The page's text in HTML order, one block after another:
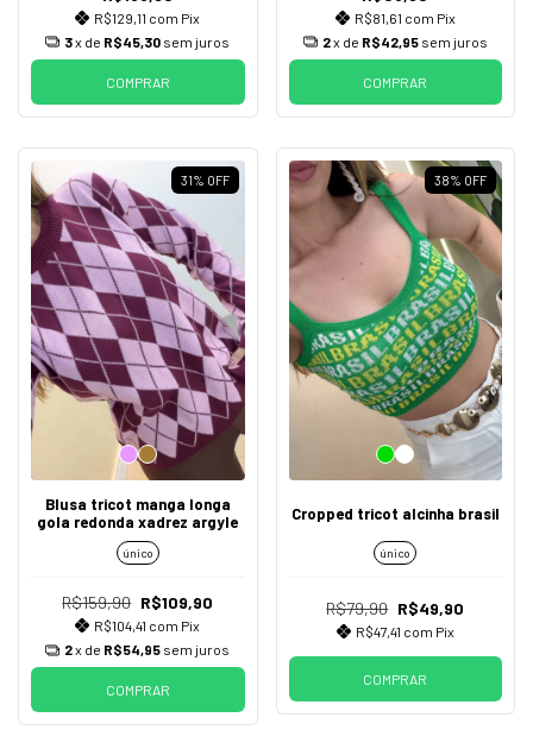
R$129,11 com Pix
3x de R$45,30 sem juros
COMPRAR
R$81,61 com Pix
2x de R$42,95 sem juros
COMPRAR
31% OFF
Blusa tricot manga longa
gola redonda xadrez argyle
único
R$159,90 R$109,90
R$104,41 com Pix
2x de R$54,95 sem juros
COMPRAR
38% OFF
Cropped tricot alcinha brasil
único
R$79,90 R$49,90
R$47,41 com Pix
COMPRAR